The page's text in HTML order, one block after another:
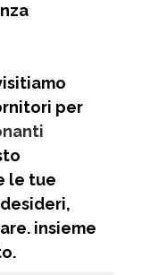
per
le tue
insieme